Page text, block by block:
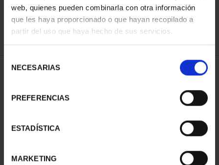
web, quienes pueden combinarla con otra información
que les haya proporcionado o que hayan recopilado a
partir del uso que haya hecho de sus servicios.
NECESARIAS
PREFERENCIAS
ESTADÍSTICA
MARKETING
REFINAR
2 Productos encontrados